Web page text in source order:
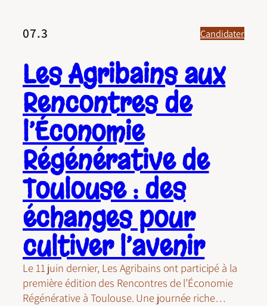
07.3 Candidater
Les Agribains aux
Rencontres de
l’Économie
Régénérative de
Toulouse : des
échanges pour
cultiver l’avenir
Le 11 juin dernier, Les Agribains ont participé à la
première édition des Rencontres de l’Économie
Régénérative à Toulouse. Une journée riche…